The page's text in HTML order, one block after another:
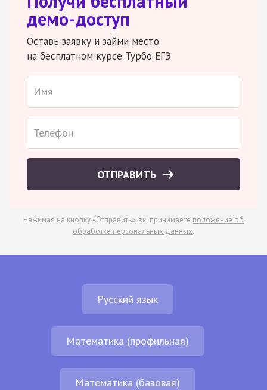
демо-доступ
Оставь заявку и займи место
на бесплатном курсе Турбо ЕГЭ
ОТПРАВИТЬ
Нажимая на кнопку «Отправить», вы принимаете положение об
обработке персональных данных.
Русский язык
Математика (профильная)
Математика (базовая)